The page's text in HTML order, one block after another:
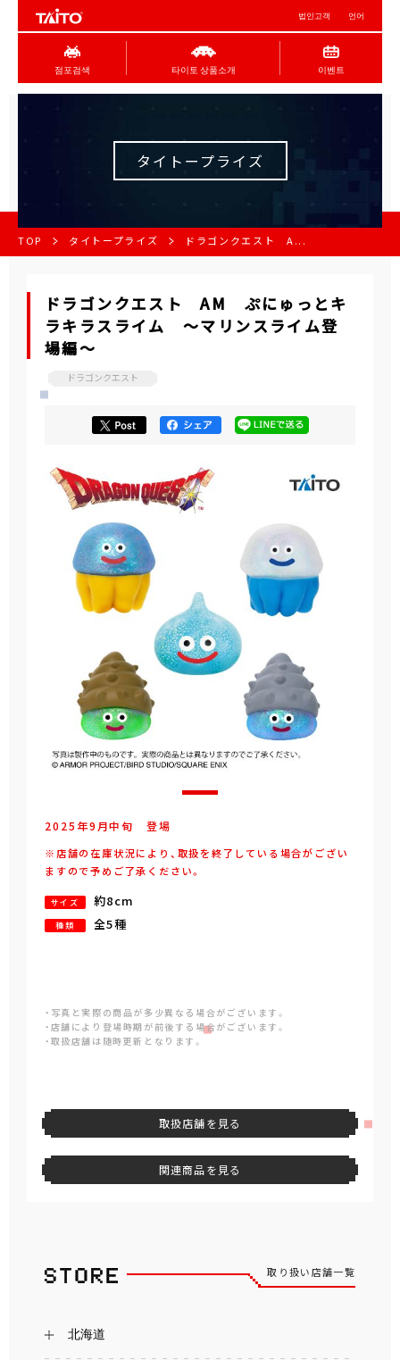
법인고객 언어
점포검색 타이토 상품소개 이벤트
タイトープライズ
TOP タイトープライズ ドラゴンクエスト A...
ドラゴンクエスト AM ぷにゅっとキ
ラキラスライム ～マリンスライム登
場編～
ドラゴンクエスト
2025年9 月中旬 登場
※店舗の在庫状況により、取扱を終了している場合がござい
ますので予めご了承ください。
サイズ 約8cm
種類 全5種
・写真と実際の商品が多少異なる場合がございます。
・店舗により登場時期が前後する場合がございます。
・取扱店舗は随時更新となります。
取扱店舗を見る
関連商品を見る
取り扱い店舗一覧
北海道